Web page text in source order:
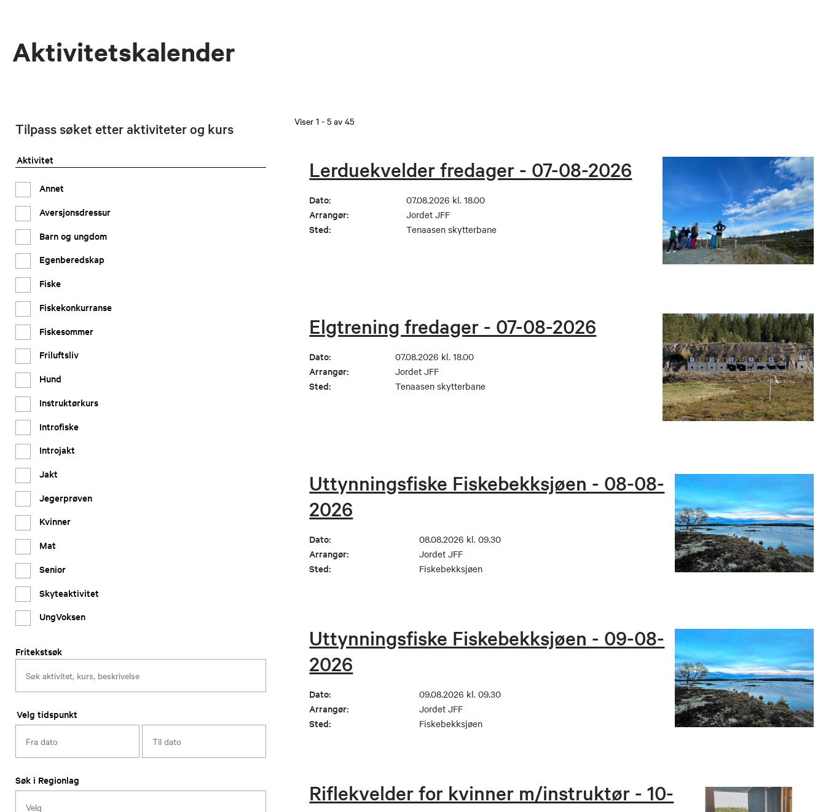
Aktivitetskalender
Tilpass søket etter aktiviteter og kurs
Aktivitet
Annet
Aversjonsdressur
Barn og ungdom
Egenberedskap
Fiske
Fiskekonkurranse
Fiskesommer
Friluftsliv
Hund
Instruktørkurs
Introfiske
Introjakt
Jakt
Jegerprøven
Kvinner
Mat
Senior
Skyteaktivitet
UngVoksen
Fritekstsøk
Velg tidspunkt
Søk i Regionlag
Viser1- 5av45
Lerduekvelder fredager - 07-08-2026
Dato: 07.08.2026 kl. 18.00
Arrangør: Jordet JFF
Sted: Tenaasen skytterbane
Elgtrening fredager - 07-08-2026
Dato: 07.08.2026 kl. 18.00
Arrangør: Jordet JFF
Sted: Tenaasen skytterbane
Uttynningsfiske Fiskebekksjøen - 08-08-
2026
Dato: 08.08.2026 kl. 09.30
Arrangør: Jordet JFF
Sted: Fiskebekksjøen
Uttynningsfiske Fiskebekksjøen - 09-08-
2026
Dato: 09.08.2026 kl. 09.30
Arrangør: Jordet JFF
Sted: Fiskebekksjøen
Riflekvelder for kvinner m/instruktør - 10-